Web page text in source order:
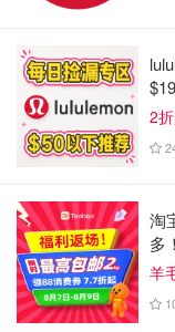
其他高薪CEO还包
杰伊·赫尼克（Jay
Environmental Inc.
薪酬6700万美元；
迪（Glenn
呼吁对富人增
鉴于最高收入者与
唐纳强烈主张加拿
税，比如“百万富翁税
2
淘
多
羊